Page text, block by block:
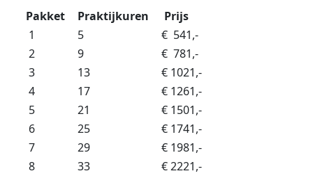
Pakket Praktijkuren
Prijs
1
5
€ 541,-
2
9
€ 781,-
3
13
€ 1021,-
4
17
€ 1261,-
5
21
€ 1501,-
6
25
€ 1741,-
7
29
€ 1981,-
8
33 € 2221,-